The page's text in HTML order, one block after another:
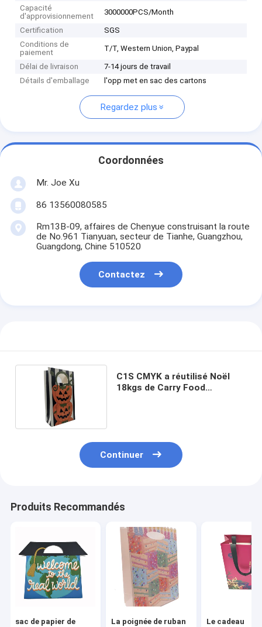
Capacité
d'approvisionnement
3000000PCS/Month
Certification
SGS
Conditions de
paiement
T/T, Western Union, Paypal
Délai de livraison
7-14 jours de travail
Détails d'emballage
l'opp met en sac des cartons
Regardez plus
Coordonnées
Mr. Joe Xu
86 13560080585
Rm13B-09, affaires de Chenyue construisant la route
de No.961 Tianyuan, secteur de Tianhe, Guangzhou,
Guangdong, Chine 510520
Contactez
C1S CMYK a réutilisé Noël
18kgs de Carry Food
Continuer
Produits Recommandés
sac de papier de
La poignée de ruban
Le cadeau